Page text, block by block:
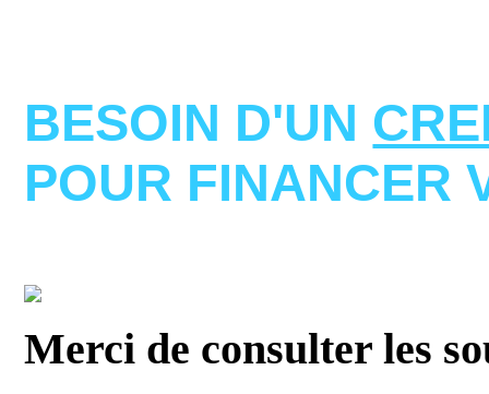
BESOIN D'UN
POUR FINANCER
Merci de consulter les